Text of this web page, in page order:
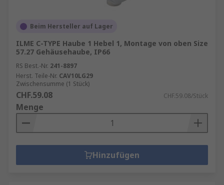
Beim Hersteller auf Lager
ILME C-TYPE Haube 1 Hebel 1, Montage von oben Size
57.27 Gehäusehaube, IP66
RS Best.-Nr. 241-8897
Herst. Teile-Nr. CAV10LG29
Zwischensumme (1 Stück)
CHF.59.08 CHF.59.08/Stück
Menge
Hinzufügen